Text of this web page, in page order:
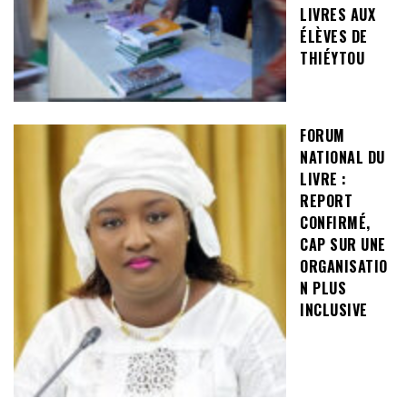
LIVRES AUX
ÉLÈVES DE
THIÉYTOU
FORUM
NATIONAL DU
LIVRE :
REPORT
CONFIRMÉ,
CAP SUR UNE
ORGANISATIO
N PLUS
INCLUSIVE